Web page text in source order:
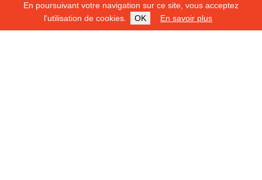
En poursuivant votre navigation sur ce site, vous acceptez
l'utilisation de cookies.
OK En savoir plus